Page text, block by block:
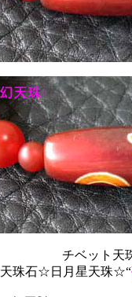
チベット天
天珠石☆日月星天珠☆“